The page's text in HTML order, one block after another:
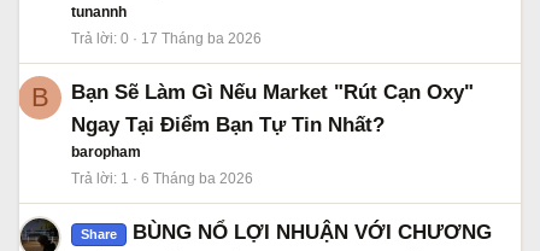
tunannh
Trả lời 0 17 Tháng ba 2026
B
Bạn Sẽ Làm Gì Nếu Market "Rút Cạn Oxy"
Ngay Tại Điểm Bạn Tự Tin Nhất?
baropham
Trả lời 1 6 Tháng ba 2026
Share
BÙNG NỔ LỢI NHUẬN VỚI CHƯƠNG